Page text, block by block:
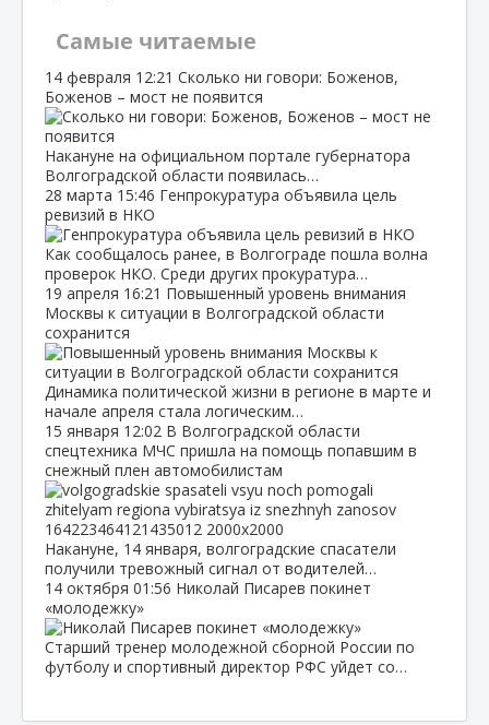
Самые читаемые
14 февраля 12:21 Сколько ни говори: Боженов,
Боженов – мост не появится
Накануне на официальном портале губернатора
Волгоградской области появилась…
28 марта 15:46 Генпрокуратура объявила цель
ревизий в НКО
Как сообщалось ранее, в Волгограде пошла волна
проверок НКО. Среди других прокуратура…
19 апреля 16:21 Повышенный уровень внимания
Москвы к ситуации в Волгоградской области
сохранится
Динамика политической жизни в регионе в марте и
начале апреля стала логическим…
15 января 12:02 В Волгоградской области
спецтехника МЧС пришла на помощь попавшим в
снежный плен автомобилистам
Накануне, 14 января, волгоградские спасатели
получили тревожный сигнал от водителей…
14 октября 01:56 Николай Писарев покинет
«молодежку»
Старший тренер молодежной сборной России по
футболу и спортивный директор РФС уйдет со…